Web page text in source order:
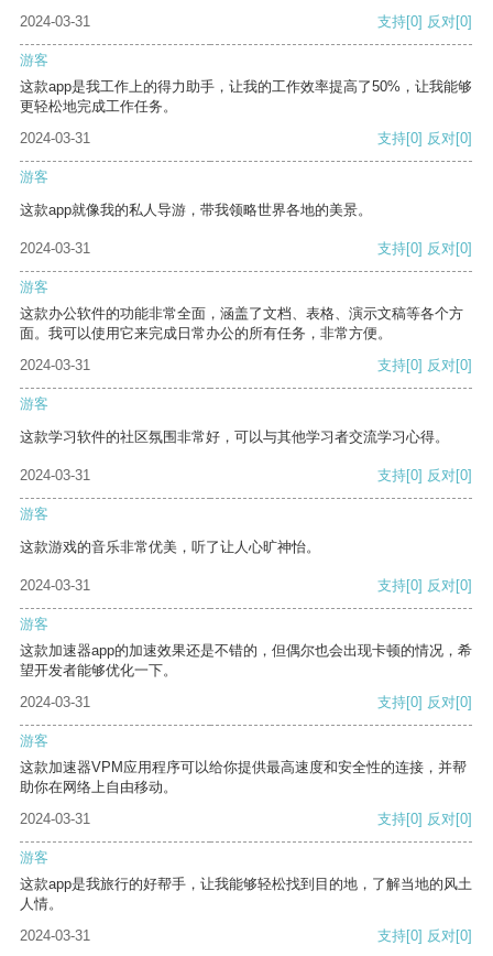
2024-03-31
支持[0] 反对[0]
游客
这款app是我工作上的得力助手，让我的工作效率提高了50%，让我能够
更轻松地完成工作任务。
2024-03-31
支持[0] 反对[0]
游客
这款app就像我的私人导游，带我领略世界各地的美景。
2024-03-31 支持[0] 反对[0]
游客
这款办公软件的功能非常全面，涵盖了文档、表格、演示文稿等各个方
面。我可以使用它来完成日常办公的所有任务，非常方便。
2024-03-31
支持[0] 反对[0]
游客
这款学习软件的社区氛围非常好，可以与其他学习者交流学习心得。
2024-03-31 支持[0] 反对[0]
游客
这款游戏的音乐非常优美，听了让人心旷神怡。
2024-03-31 支持[0] 反对[0]
游客
这款加速器app的加速效果还是不错的，但偶尔也会出现卡顿的情况，希
望开发者能够优化一下。
2024-03-31
支持[0] 反对[0]
游客
这款加速器VPM应用程序可以给你提供最高速度和安全性的连接，并帮
助你在网络上自由移动。
2024-03-31
支持[0] 反对[0]
游客
这款app是我旅行的好帮手，让我能够轻松找到目的地，了解当地的风土
人情。
2024-03-31
支持[0] 反对[0]